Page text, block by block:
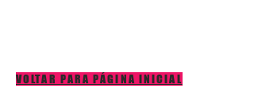
VOLTAR PARA PÁGINA INICIAL